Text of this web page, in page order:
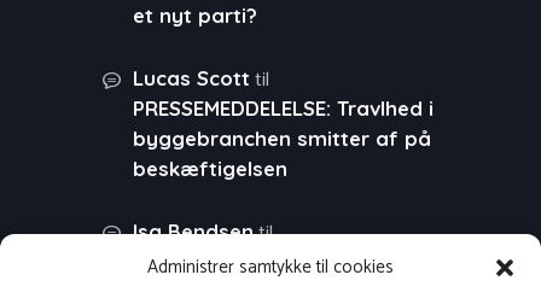
Administrer samtykke til cookies
et nyt parti?
Lucas Scott til
PRESSEMEDDELELSE: Travlhed i
byggebranchen smitter af på
beskæftigelsen
Isa Bendsentil
PRESSEMEDDELELSE: Stor